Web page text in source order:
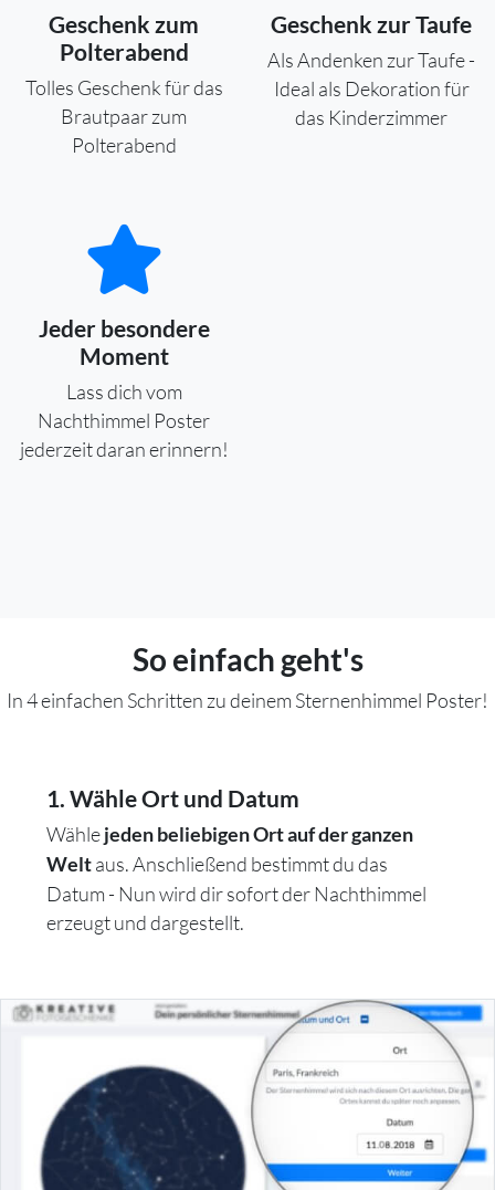
Geschenk zum
Polterabend
Tolles Geschenk für das
Brautpaar zum
Polterabend
Geschenk zur Taufe
Als Andenken zur Taufe -
Ideal als Dekoration für
das Kinderzimmer
Jeder besondere
Moment
Lass dich vom
Nachthimmel Poster
jederzeit daran erinnern!
So einfach geht's
In 4 einfachen Schritten zu deinem Sternenhimmel Poster!
1. Wähle Ort und Datum
Wählejeden beliebigen Ort auf der ganzen
Weltaus. Anschließend bestimmt du das
Datum - Nun wird dir sofort der Nachthimmel
erzeugt und dargestellt.